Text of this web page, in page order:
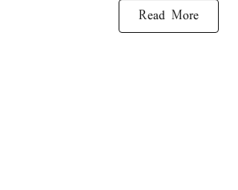
Read More